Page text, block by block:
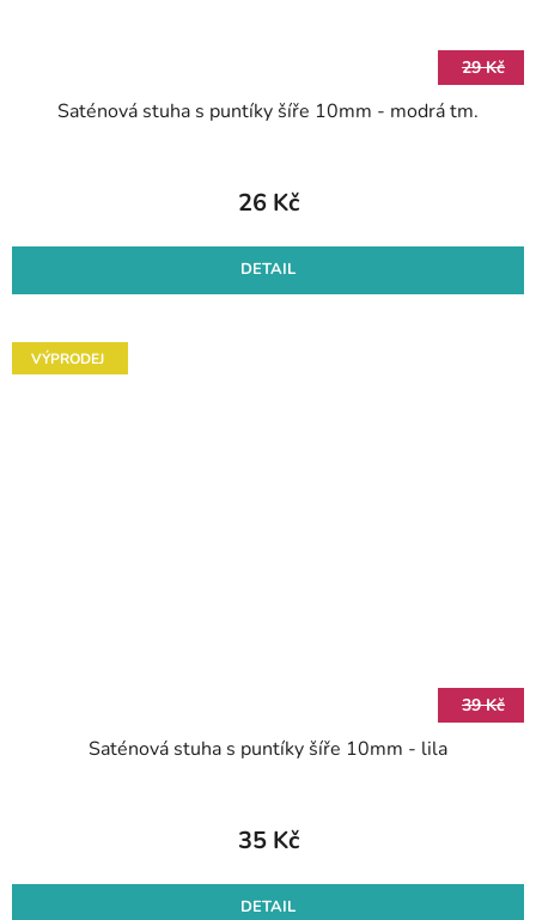
29 Kč
Saténová stuha s puntíky šíře 10mm - modrá tm.
26 Kč
DETAIL
VÝPRODEJ
39 Kč
Saténová stuha s puntíky šíře 10mm - lila
35 Kč
DETAIL